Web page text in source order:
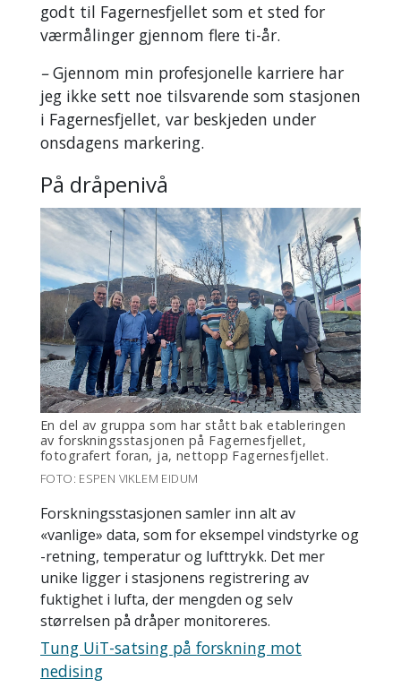
godt til Fagernesfjellet som et sted for
værmålinger gjennom flere ti-år.
–Gjennom min profesjonelle karriere har
jeg ikke sett noe tilsvarende som stasjonen
i Fagernesfjellet, var beskjeden under
onsdagens markering.
På dråpenivå
En del av gruppa som har stått bak etableringen
av forskningsstasjonen på Fagernesfjellet,
fotografert foran, ja, nettopp Fagernesfjellet.
FOTO: ESPEN VIKLEM EIDUM
Forskningsstasjonen samler inn alt av
«vanlige» data, som for eksempel vindstyrke og
-retning, temperatur og lufttrykk. Det mer
unike ligger i stasjonens registrering av
fuktighet i lufta, der mengden og selv
størrelsen på dråper monitoreres.
Tung UiT-satsing på forskning mot
nedising